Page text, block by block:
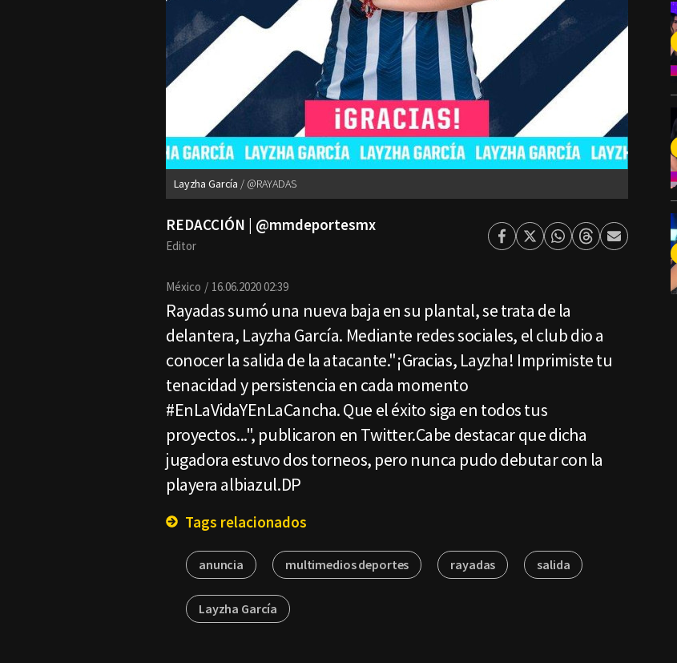
Layzha García @RAYADAS
REDACCIÓN | @mmdeportesmx
Editor Facebook
TwitterWhatsapp
ThreadsEnviar
México 16.06.2020 02:39
Rayadas sumó una nueva baja en su plantal, se trata de la
delantera, Layzha García. Mediante redes sociales, el club dio a
conocer la salida de la atacante."¡Gracias, Layzha! Imprimiste tu
tenacidad y persistencia en cada momento
#EnLaVidaYEnLaCancha. Que el éxito siga en todos tus
proyectos...", publicaron en Twitter.Cabe destacar que dicha
jugadora estuvo dos torneos, pero nunca pudo debutar con la
playera albiazul.DP
Tags relacionados
anuncia multimedios deportes rayadas salida
Layzha García